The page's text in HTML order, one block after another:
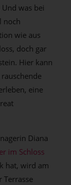
was bei
noch
wie aus
doch gar
Hier kann
eine
Diana
im Schloss
hat, wird am
Terrasse